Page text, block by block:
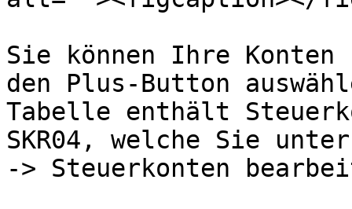
Sie können Ihre Konten
den Plus-Button
Tabelle enthält
SKR04, welche Sie